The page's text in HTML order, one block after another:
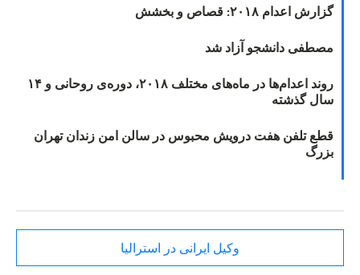
گزارش اعدام ۲۰۱۸: قصاص و بخشش
مصطفی دانشجو آزاد شد
روند اعدام‌ها در ماه‌های مختلف ۲۰۱۸، دوره‌ی روحانی و ۱۴
سال گذشته
قطع تلفن هفت درویش محبوس در سالن امن زندان تهران
بزرگ
وکیل ایرانی در استرالیا